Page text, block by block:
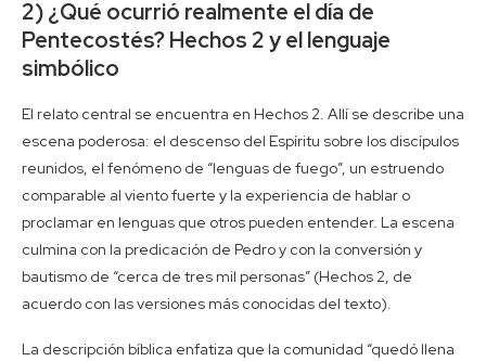
2) ¿Qué ocurrió realmente el día de
Pentecostés? Hechos 2 y el lenguaje
simbólico
El relato central se encuentra en Hechos 2. Allí se describe una
escena poderosa: el descenso del Espíritu sobre los discípulos
reunidos, el fenómeno de “lenguas de fuego”, un estruendo
comparable al viento fuerte y la experiencia de hablar o
proclamar en lenguas que otros pueden entender. La escena
culmina con la predicación de Pedro y con la conversión y
bautismo de “cerca de tres mil personas” (Hechos 2, de
acuerdo con las versiones más conocidas del texto).
La descripción bíblica enfatiza que la comunidad “quedó llena